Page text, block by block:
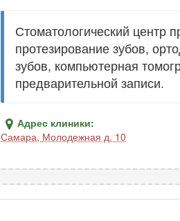
Стоматологический центр
протезирование зубов,
зубов, компьютерная
предварительной записи.
Адрес клиники:
Самара, Молодежная д. 10